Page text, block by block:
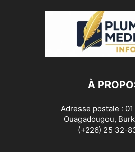
À
Adresse postale :
Ouagadougou,
(+226) 25 32-